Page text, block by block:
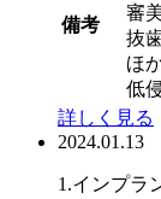
備考
審
抜
ほ
低
詳しく見る
2024.01.13
1.インプラ